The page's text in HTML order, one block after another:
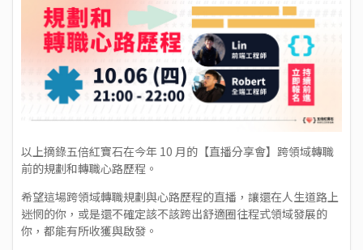
以上摘錄五倍紅寶石在今年 10 月的 【直播分享會】跨領域轉職
前的規劃和轉職心路歷程 。
希望這場跨領域轉職規劃與心路歷程的直播，讓還在人生道路上
迷惘的你，或是還不確定該不該跨出舒適圈往程式領域發展的
你，都能有所收獲與啟發。